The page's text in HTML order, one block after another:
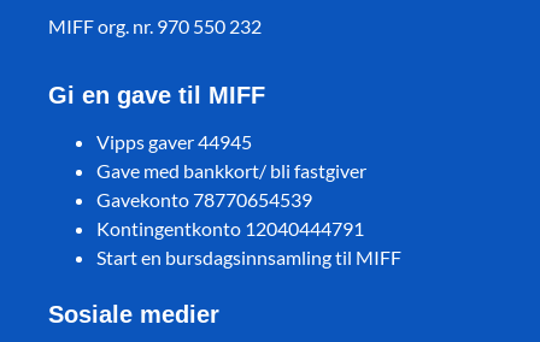
MIFF org. nr. 970 550 232
Gi en gave til MIFF
Vipps gaver 44945
Gave med bankkort/ bli fastgiver
Gavekonto 78770654539
Kontingentkonto 12040444791
Start en bursdagsinnsamling til MIFF
Sosiale medier